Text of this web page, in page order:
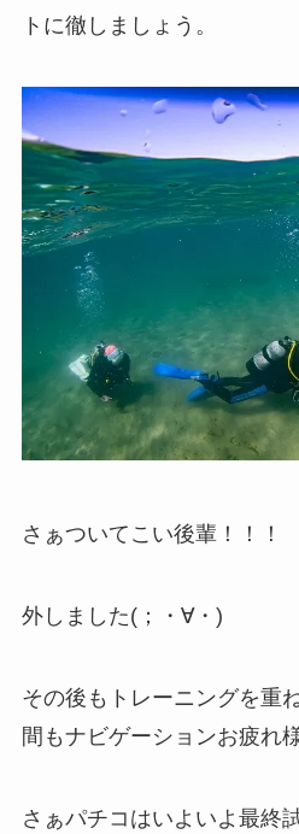
トに徹しましょう。
さぁついてこい後輩！！！
外しました(；・∀・)
その後もトレーニングを重
間もナビゲーションお疲れ
さぁパチコはいよいよ最終